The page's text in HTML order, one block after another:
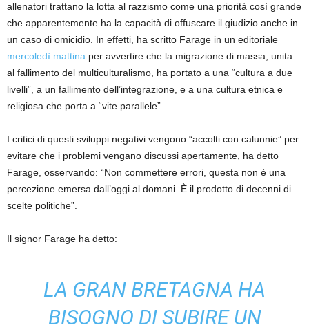
allenatori trattano la lotta al razzismo come una priorità così grande
che apparentemente ha la capacità di offuscare il giudizio anche in
un caso di omicidio. In effetti, ha scritto Farage in un editoriale
mercoledì mattina per avvertire che la migrazione di massa, unita
al fallimento del multiculturalismo, ha portato a una “cultura a due
livelli”, a un fallimento dell’integrazione, e a una cultura etnica e
religiosa che porta a “vite parallele”.
I critici di questi sviluppi negativi vengono “accolti con calunnie” per
evitare che i problemi vengano discussi apertamente, ha detto
Farage, osservando: “Non commettere errori, questa non è una
percezione emersa dall’oggi al domani. È il prodotto di decenni di
scelte politiche”.
Il signor Farage ha detto:
LA GRAN BRETAGNA HA
BISOGNO DI SUBIRE UN